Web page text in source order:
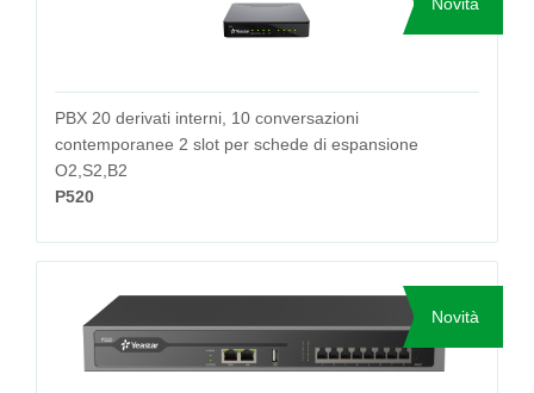
Novità
PBX 20 derivati interni, 10 conversazioni
contemporanee 2 slot per schede di espansione
O2,S2,B2
P520
Novità